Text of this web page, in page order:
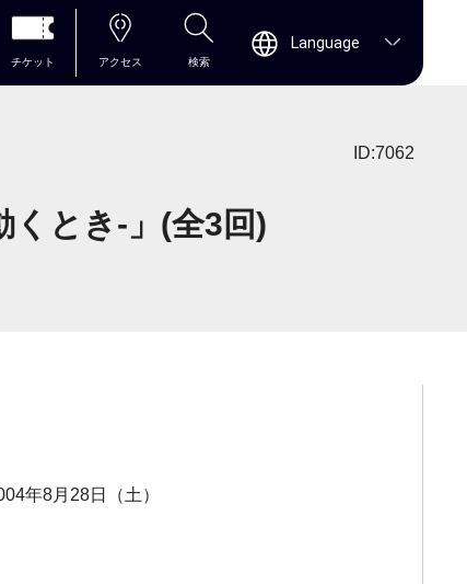
チケット アクセス 検索
Language
ID:7062
くとき-」(全3回)
年8月28日（土）